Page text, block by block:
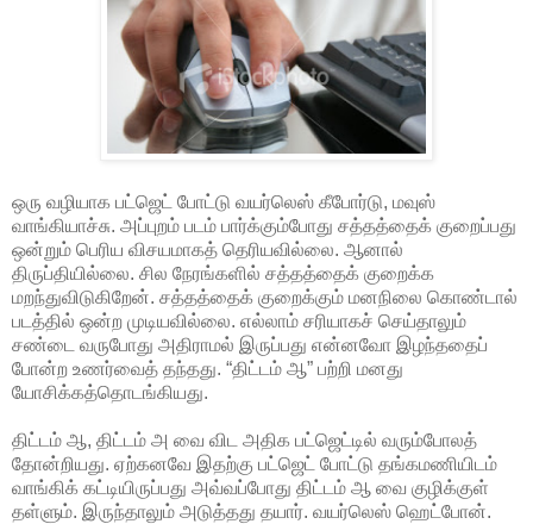
ஒரு வழியாக பட்ஜெட் போட்டு வயர்லெஸ் கீபோர்டு, மவுஸ்
வாங்கியாச்சு. அப்புறம் படம் பார்க்கும்போது சத்தத்தைக் குறைப்பது
ஒன்றும் பெரிய விசயமாகத் தெரியவில்லை. ஆனால்
திருப்தியில்லை. சில நேரங்களில் சத்தத்தைக் குறைக்க
மறந்துவிடுகிறேன். சத்தத்தைக் குறைக்கும் மனநிலை கொண்டால்
படத்தில் ஒன்ற முடியவில்லை. எல்லாம் சரியாகச் செய்தாலும்
சண்டை வருபோது அதிராமல் இருப்பது என்னவோ இழந்ததைப்
போன்ற உணர்வைத் தந்தது. “திட்டம் ஆ” பற்றி மனது
யோசிக்கத்தொடங்கியது.
திட்டம் ஆ, திட்டம் அ வை விட அதிக பட்ஜெட்டில் வரும்போலத்
தோன்றியது. ஏற்கனவே இதற்கு பட்ஜெட் போட்டு தங்கமணியிடம்
வாங்கிக் கட்டியிருப்பது அவ்வப்போது திட்டம் ஆ வை குழிக்குள்
தள்ளும். இருந்தாலும் அடுத்தது தயார். வயர்லெஸ் ஹெட்போன்.